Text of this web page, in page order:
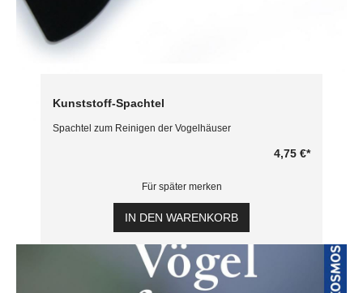
Kunststoff-Spachtel
Spachtel zum Reinigen der Vogelhäuser
4,75 €*
Für später merken
IN DEN WARENKORB